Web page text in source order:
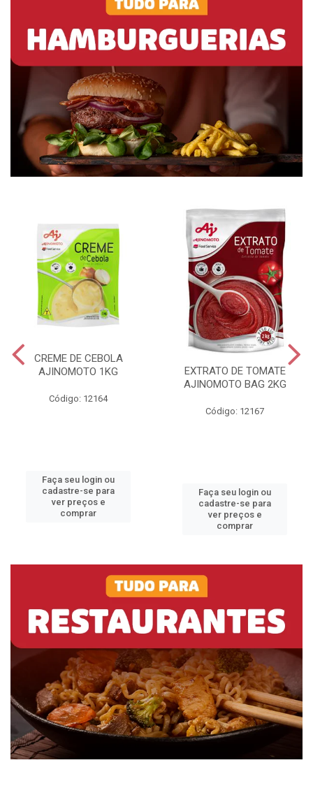
CREME DE CEBOLA
AJINOMOTO 1KG
Código: 12164
Faça seu login ou
cadastre-se para
ver preços e
comprar
EXTRATO DE TOMATE
AJINOMOTO BAG 2KG
Código: 12167
Faça seu login ou
cadastre-se para
ver preços e
comprar